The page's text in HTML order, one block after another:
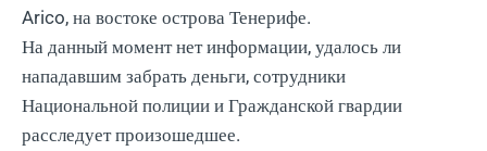
Arico, на востоке острова Тенерифе.
На данный момент нет информации, удалось ли
нападавшим забрать деньги, сотрудники
Национальной полиции и Гражданской гвардии
расследует произошедшее.